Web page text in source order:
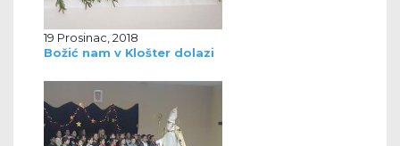
19 Prosinac, 2018
Božić nam v Klošter dolazi